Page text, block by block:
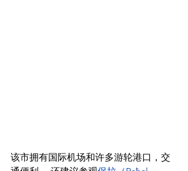
该市拥有国际机场和许多游轮港口，交